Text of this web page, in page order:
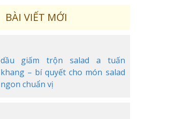
BÀI VIẾT MỚI
dầu giấm trộn salad a tuấn
khang – bí quyết cho món salad
ngon chuẩn vị